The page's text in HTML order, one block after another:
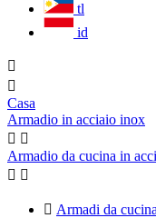
tl
id


Casa
Armadio in acciaio inox
 
Armadio da cucina in
 
 Armadi da